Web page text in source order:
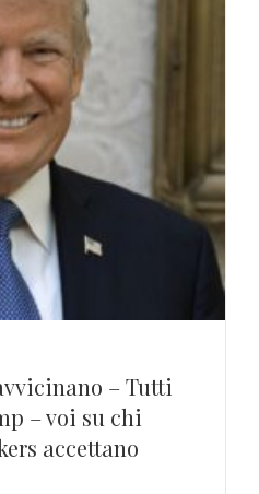
– Tutti
– voi su chi
accettano